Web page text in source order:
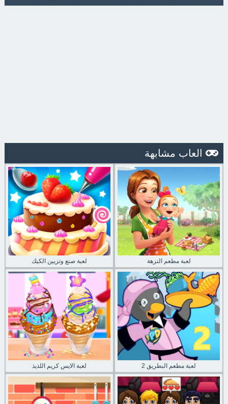
العاب مشابهة
لعبة صنع وتزيين الكيك لعبة مطعم النزهة
لعبة الايس كريم اللذيذ لعبة مطعم البطريق 2